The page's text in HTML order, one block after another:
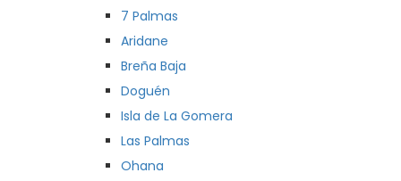
7 Palmas
Aridane
Breña Baja
Doguén
Isla de La Gomera
Las Palmas
Ohana